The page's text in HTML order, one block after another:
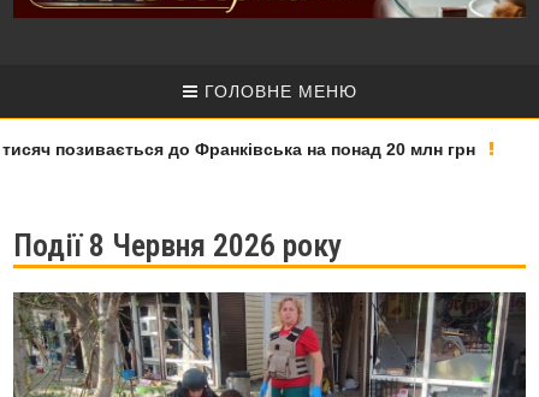
ГОЛОВНЕ МЕНЮ
позивається до Франківська на понад 20 млн грн
Події 8 Червня 2026 року